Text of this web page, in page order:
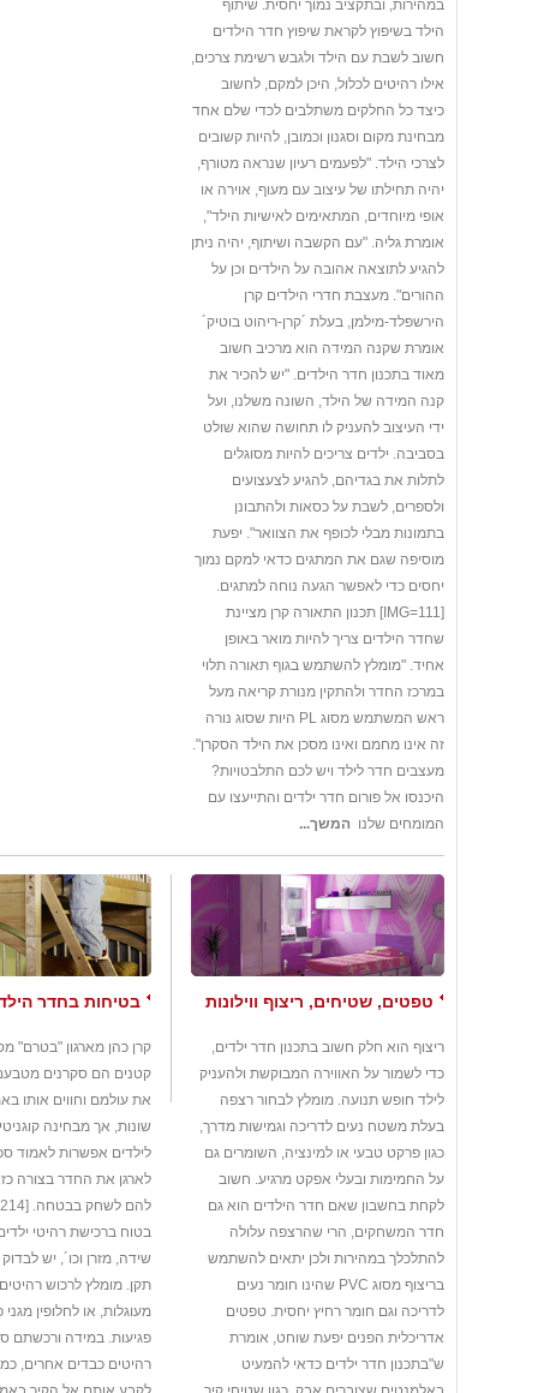
במהירות, ובתקציב נמוך יחסית. שיתוף
הילד בשיפוץ לקראת שיפוץ חדר הילדים
חשוב לשבת עם הילד ולגבש רשימת צרכים,
אילו רהיטים לכלול, היכן למקם, לחשוב
כיצד כל החלקים משתלבים לכדי שלם אחד
מבחינת מקום וסגנון וכמובן, להיות קשובים
לצרכי הילד. "לפעמים רעיון שנראה מטורף,
יהיה תחילתו של עיצוב עם מעוף, אוירה או
אופי מיוחדים, המתאימים לאישיות הילד",
אומרת גליה. "עם הקשבה ושיתוף, יהיה ניתן
להגיע לתוצאה אהובה על הילדים וכן על
ההורים". מעצבת חדרי הילדים קרן
הירשפלד-מילמן, בעלת ´קרן-ריהוט בוטיק´
אומרת שקנה המידה הוא מרכיב חשוב
מאוד בתכנון חדר הילדים. "יש להכיר את
קנה המידה של הילד, השונה משלנו, ועל
ידי העיצוב להעניק לו תחושה שהוא שולט
בסביבה. ילדים צריכים להיות מסוגלים
לתלות את בגדיהם, להגיע לצעצועים
ולספרים, לשבת על כסאות ולהתבונן
בתמונות מבלי לכופף את הצוואר". יפעת
מוסיפה שגם את המתגים כדאי למקם נמוך
יחסים כדי לאפשר הגעה נוחה למתגים.
[IMG=111] תכנון התאורה קרן מציינת
שחדר הילדים צריך להיות מואר באופן
אחיד. "מומלץ להשתמש בגוף תאורה תלוי
במרכז החדר ולהתקין מנורת קריאה מעל
ראש המשתמש מסוג PL היות שסוג נורה
זה אינו מחמם ואינו מסכן את הילד הסקרן".
מעצבים חדר לילד ויש לכם התלבטויות?
היכנסו אל פורום חדר ילדים והתייעצו עם
המומחים שלנו המשך...
טפטים, שטיחים, ריצוף ווילונות
ריצוף הוא חלק חשוב בתכנון חדר ילדים,
כדי לשמור על האווירה המבוקשת ולהעניק
לילד חופש תנועה. מומלץ לבחור רצפה
בעלת משטח נעים לדריכה וגמישות מדרך,
כגון פרקט טבעי או למינציה, השומרים גם
על החמימות ובעלי אפקט מרגיע. חשוב
לקחת בחשבון שאם חדר הילדים הוא גם
חדר המשחקים, הרי שהרצפה עלולה
להתלכלך במהירות ולכן יתאים להשתמש
בריצוף מסוג PVC שהינו חומר נעים
לדריכה וגם חומר רחיץ יחסית. טפטים
אדריכלית הפנים יפעת שוחט, אומרת
ש"בתכנון חדר ילדים כדאי להמעיט
בטיחות בחדר
קרן כהן מארגון "בטרם"
קטנים הם סקרנים
את עולמם וחווים אותו
שונות, אך מבחינה
לילדים אפשרות לאמוד
לארגן את החדר בצורה
בטוח ברכישת רהיטי
שידה, מזרן וכו´, יש
תקן. מומלץ לרכוש
מעוגלות, או לחלופין מגני
פגיעות. במידה ורכשתם
רהיטים כבדים אחרים, כמו